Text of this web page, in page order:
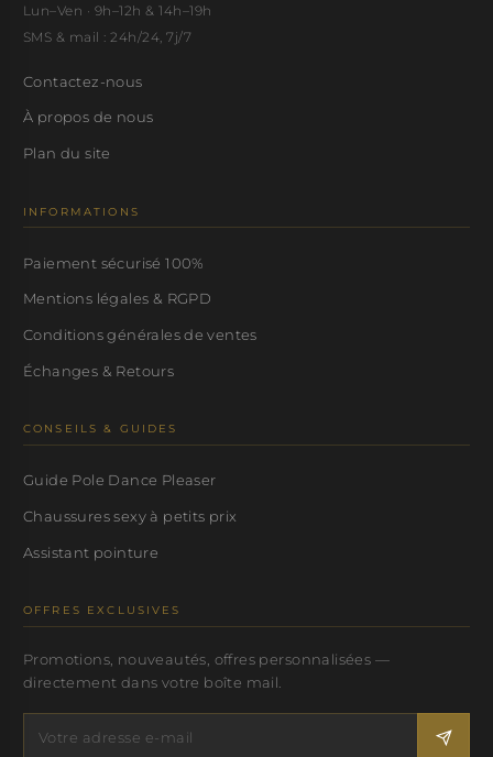
Lun–Ven · 9h–12h & 14h–19h
SMS & mail : 24h/24, 7j/7
Contactez-nous
À propos de nous
Plan du site
INFORMATIONS
Paiement sécurisé 100%
Mentions légales & RGPD
Conditions générales de ventes
Échanges & Retours
CONSEILS & GUIDES
Guide Pole Dance Pleaser
Chaussures sexy à petits prix
Assistant pointure
OFFRES EXCLUSIVES
Promotions, nouveautés, offres personnalisées —
directement dans votre boîte mail.